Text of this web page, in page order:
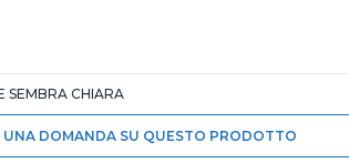
SEMBRA CHIARA
UNA DOMANDA SU QUESTO PRODOTTO